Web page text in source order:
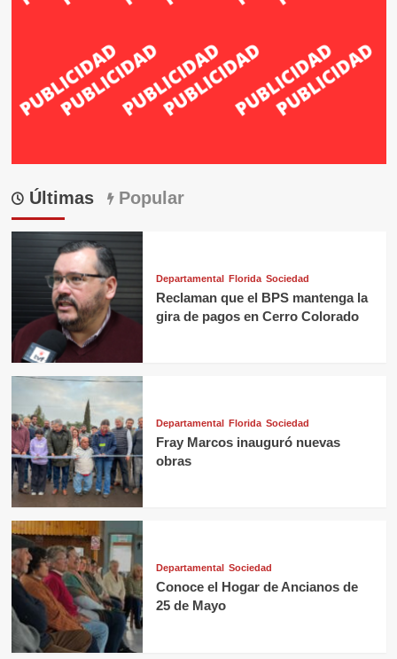
Últimas Popular
Departamental Florida Sociedad
Reclaman que el BPS mantenga la
gira de pagos en Cerro Colorado
Departamental Florida Sociedad
Fray Marcos inauguró nuevas
obras
Departamental Sociedad
Conoce el Hogar de Ancianos de
25 de Mayo